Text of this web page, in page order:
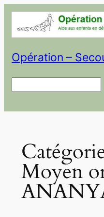
Aller
contenu
Opération –
Moyen